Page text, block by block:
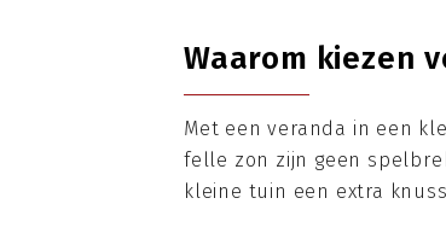
Waarom kiezen
Met een veranda in een
felle zon zijn geen
kleine tuin een extra